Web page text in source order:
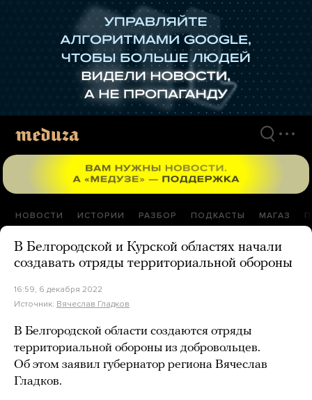
НОВОСТИ ИСТОРИИ РАЗБОР ПОДКАСТЫ МАГАЗ
В Белгородской и Курской областях начали
создавать отряды территориальной обороны
16:59, 6 декабря 2022
Источник: Вячеслав Гладков
В Белгородской области создаются отряды
территориальной обороны из добровольцев.
Об этом заявил губернатор региона Вячеслав
Гладков.